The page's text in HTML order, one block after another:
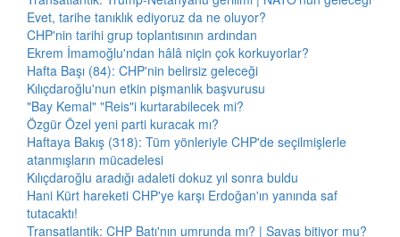
Evet, tarihe tanıklık ediyoruz da ne oluyor?
CHP'nin tarihi grup toplantısının ardından
Ekrem İmamoğlu'ndan hâlâ niçin çok korkuyorlar?
Hafta Başı (84): CHP'nin belirsiz geleceği
Kılıçdaroğlu'nun etkin pişmanlık başvurusu
"Bay Kemal" "Reis"i kurtarabilecek mi?
Özgür Özel yeni parti kuracak mı?
Haftaya Bakış (318): Tüm yönleriyle CHP'de seçilmişlerle
atanmışların mücadelesi
Kılıçdaroğlu aradığı adaleti dokuz yıl sonra buldu
Hani Kürt hareketi CHP'ye karşı Erdoğan'ın yanında saf
tutacaktı!
Transatlantik: CHP Batı'nın umrunda mı? | Savaş bitiyor mu?